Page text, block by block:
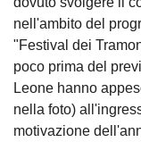
nell'ambito del
"Festival dei
poco prima del
Leone hanno
nella foto)
motivazione